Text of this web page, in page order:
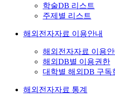
학술DB 리스트
주제별 리스트
해외전자자료 이용안내
해외전자자료 이용안
해외DB별 이용권한
대학별 해외DB 구독
해외전자자료 통계